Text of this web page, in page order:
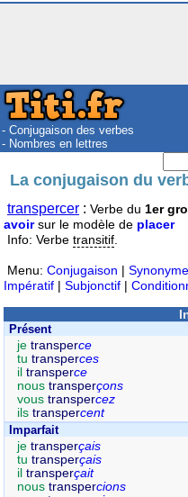
- Conjugaison des verbes
- Nombres en lettres
La conjugaison du
transpercer : Verbe du 1er
avoirsur le modèle de placer
Info: Verbe transitif
Menu: Conjugaison |
Impératif | Subjonctif |
Présent
je transperce
tu transperces
il transperce
nous transperçons
vous transpercez
ils transpercent
Imparfait
je transperçais
tu transperçais
il transperçait
nous transpercions